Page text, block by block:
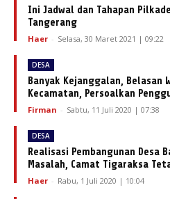
Ini Jadwal dan Tahapan
Tangerang
Haer - Selasa, 30 Maret 2021 | 09:22
DESA
Banyak Kejanggalan, Belasan
Kecamatan, Persoalkan
Firman - Sabtu, 11 Juli 2020 | 07:38
DESA
Realisasi Pembangunan Desa
Masalah, Camat Tigaraksa
Haer - Rabu, 1 Juli 2020 | 10:04